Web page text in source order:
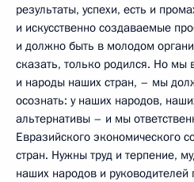
результаты, успехи, есть и
и искусственно создаваемые
и должно быть в молодом
сказать, только родился. Но мы
и народы наших стран, – мы
осознать: у наших народов,
альтернативы – и мы
Евразийского экономического
стран. Нужны труд и терпение,
наших народов и руководителей